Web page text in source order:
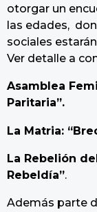
otorgar un
las edades,
sociales
Ver detalle a
Asamblea
Paritaria”.
La Matria:
La Rebelión
Rebeldía”.
Además parte